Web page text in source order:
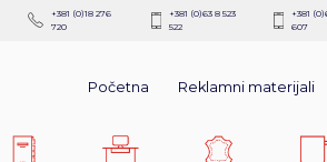
+381 (0)18 276
720
+381 (0)63 8 523
522
+381
607
Početna Reklamni materijali